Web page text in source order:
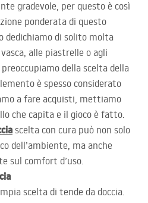
gradevole, per questo è così
ponderata di questo
dedichiamo di solito molta
alle piastrelle o agli
della scelta della
è spesso considerato
a fare acquisti, mettiamo
che capita e il gioco è fatto.
scelta con cura può non solo
dell’ambiente, ma anche
sul comfort d’uso.
scelta di tende da doccia.